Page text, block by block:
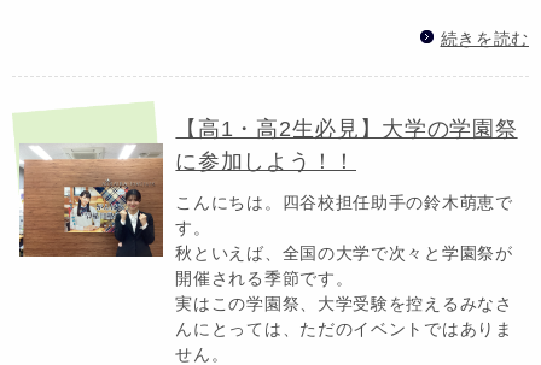
続きを読む
【高1・高2生必見】大学の学園祭
に参加しよう！！
こんにちは。四谷校担任助手の鈴木萌恵で
す。
秋といえば、全国の大学で次々と学園祭が
開催される季節です。
実はこの学園祭、大学受験を控えるみなさ
んにとっては、ただのイベントではありま
せん。